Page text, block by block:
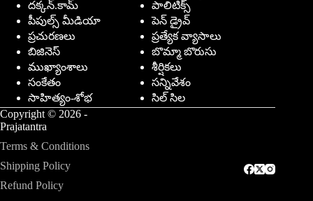
దక్కన్.కామ్
పాలిటిక్స్
పీపుల్స్ ‌మీడియా
పెన్ డ్రైవ్
ప్రచురణలు
ప్రత్యేక వ్యాసాలు
బిజినెస్
బొమ్మా బొరుసు
ముఖ్యాంశాలు
శీర్షికలు
సంకేతం
సన్నివేశం
సాహిత్యం-శోభ
సిల్ సిల
Copyright © 2026 -
Prajatantra
Terms & Conditions
Shipping Policy
Refund Policy